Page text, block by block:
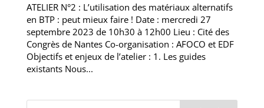
ATELIER N°2 : L’utilisation des matériaux alternatifs
en BTP : peut mieux faire ! Date : mercredi 27
septembre 2023 de 10h30 à 12h00 Lieu : Cité des
Congrès de Nantes Co-organisation : AFOCO et EDF
Objectifs et enjeux de l’atelier : 1. Les guides
existants Nous...